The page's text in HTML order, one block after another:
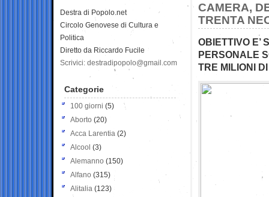
CAMERA,
TRENTA
OBIETTIVO E’
PERSONALE
TRE MILIONI
Destra di Popolo.net
Circolo Genovese di Cultura e
Politica
Diretto da Riccardo Fucile
Scrivici: destradipopolo@gmail.com
Categorie
100 giorni (5)
Aborto (20)
Acca Larentia (2)
Alcool (3)
Alemanno (150)
Alfano (315)
Alitalia (123)